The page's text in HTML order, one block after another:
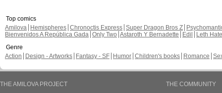
Top comics
Amilova
Hemispheres Chronoctis Express Super Dragon Bros Z
Bienvenidos A República Gada Only Two Astaroth Y Bernadette Edil
Leth Hate
Genre
Action
Design - Artworks Fantasy - SF Humor Children's books Romance
THE AMILOVA PROJECT
THE COMMUNITY